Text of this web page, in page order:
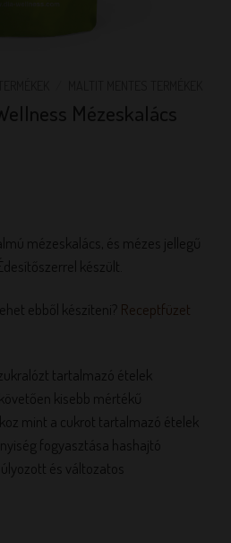
Mézeskalács
mézeskalács, és mézes jellegű
készült.
ebből készíteni? Receptfüzet
tartalmazó ételek
kisebb mértékű
mint a cukrot tartalmazó ételek
fogyasztása hashajtó
és változatos